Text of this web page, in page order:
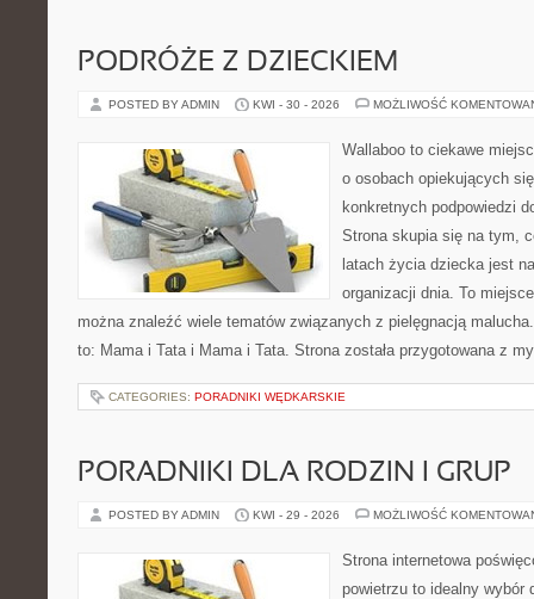
PODRÓŻE Z DZIECKIEM
POSTED BY ADMIN KWI - 30 - 2026 MOŻLIWOŚĆ
Wallaboo to ciekawe
o osobach opiekujących
konkretnych podpowiedzi
Strona skupia się na tym,
latach życia dziecka jest
organizacji dnia. To
można znaleźć wiele tematów związanych z pielęgnacją
to: Mama i Tata i Mama i Tata. Strona została przygotowana z
CATEGORIES: PORADNIKI WĘDKARSKIE
PORADNIKI DLA RODZIN I GRUP
POSTED BY ADMIN KWI - 29 - 2026 MOŻLIWOŚĆ
Strona internetowa
powietrzu to idealny wybór